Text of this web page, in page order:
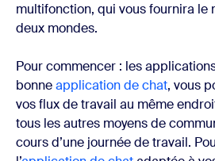
multifonction, qui vous fournira le
deux mondes.
Pour commencer : les
bonneapplication de chat, vous
vos flux de travail au même
tous les autres moyens de
cours d’une journée de travail.